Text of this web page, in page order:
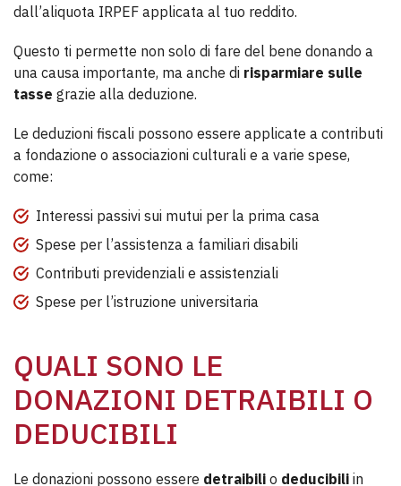
dall’aliquota IRPEF applicata al tuo reddito.
Questo ti permette non solo di fare del bene donando a
una causa importante, ma anche di risparmiare sulle
tasse grazie alla deduzione.
Le deduzioni fiscali possono essere applicate a contributi
a fondazione o associazioni culturali e a varie spese,
come:
Interessi passivi sui mutui per la prima casa
Spese per l’assistenza a familiari disabili
Contributi previdenziali e assistenziali
Spese per l’istruzione universitaria
QUALI SONO LE
DONAZIONI DETRAIBILI O
DEDUCIBILI
Le donazioni possono essere detraibili o deducibili in